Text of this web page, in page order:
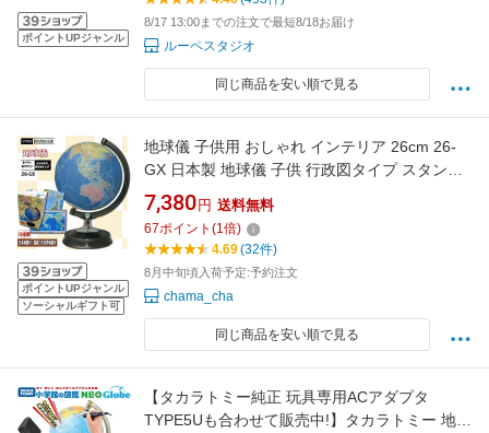
ポイントUPジャンル
8/17 13:00までの注文で最短8/18お届け
ルーペスタジオ
同じ商品を安い順で見る
ポイントUPジャンル
ソーシャルギフト可
地球儀 子供用 おしゃれ インテリア 26cm 26-
GX 日本製 地球儀 子供 行政図タイプ スタンダ
ードモデル 学習用 こども用 子ども 教材 学習
入学祝 世界地図付き 日本地図付き クリスマス
プレゼント FSサーチ
7,380 円 送料無料
67ポイント (1倍)
4.69(32件)
8月中旬頃入荷予定:予約注文
chama_cha
同じ商品を安い順で見る
【タカラトミー純正 玩具専用ACアダプタ
TYPE5Uも合わせて販売中!】タカラトミー 地球